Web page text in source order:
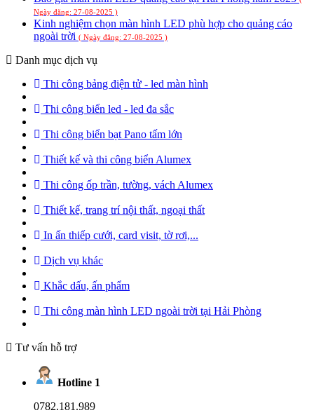
Ngày đăng: 27-08-2025 )
Kinh nghiệm chọn màn hình LED phù hợp cho quảng cáo
ngoài trời ( Ngày đăng: 27-08-2025 )
Danh mục dịch vụ
Thi công bảng điện tử - led màn hình
Thi công biển led - led đa sắc
Thi công biển bạt Pano tấm lớn
Thiết kế và thi công biển Alumex
Thi công ốp trần, tường, vách Alumex
Thiết kế, trang trí nội thất, ngoại thất
In ấn thiếp cưới, card visit, tờ rơi,...
Dịch vụ khác
Khắc dấu, ấn phẩm
Thi công màn hình LED ngoài trời tại Hải Phòng
Tư vấn hỗ trợ
Hotline 1
0782.181.989